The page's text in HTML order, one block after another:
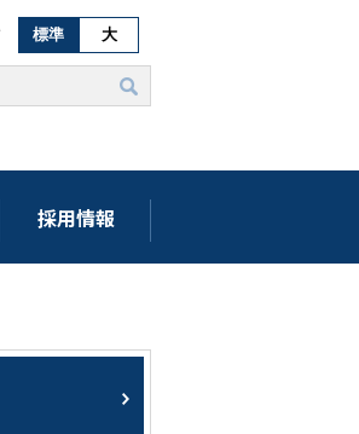
標準 大
採用情報